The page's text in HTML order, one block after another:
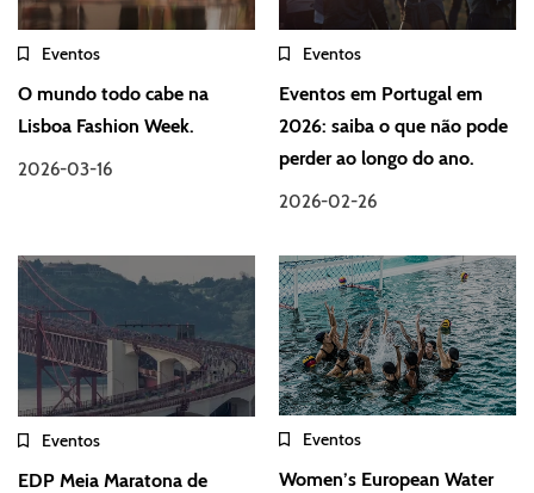
Eventos
O mundo todo cabe na
Lisboa Fashion Week.
2026-03-16
Eventos
Eventos em Portugal em
2026: saiba o que não pode
perder ao longo do ano.
2026-02-26
Eventos
EDP Meia Maratona de
Eventos
Women’s European Water